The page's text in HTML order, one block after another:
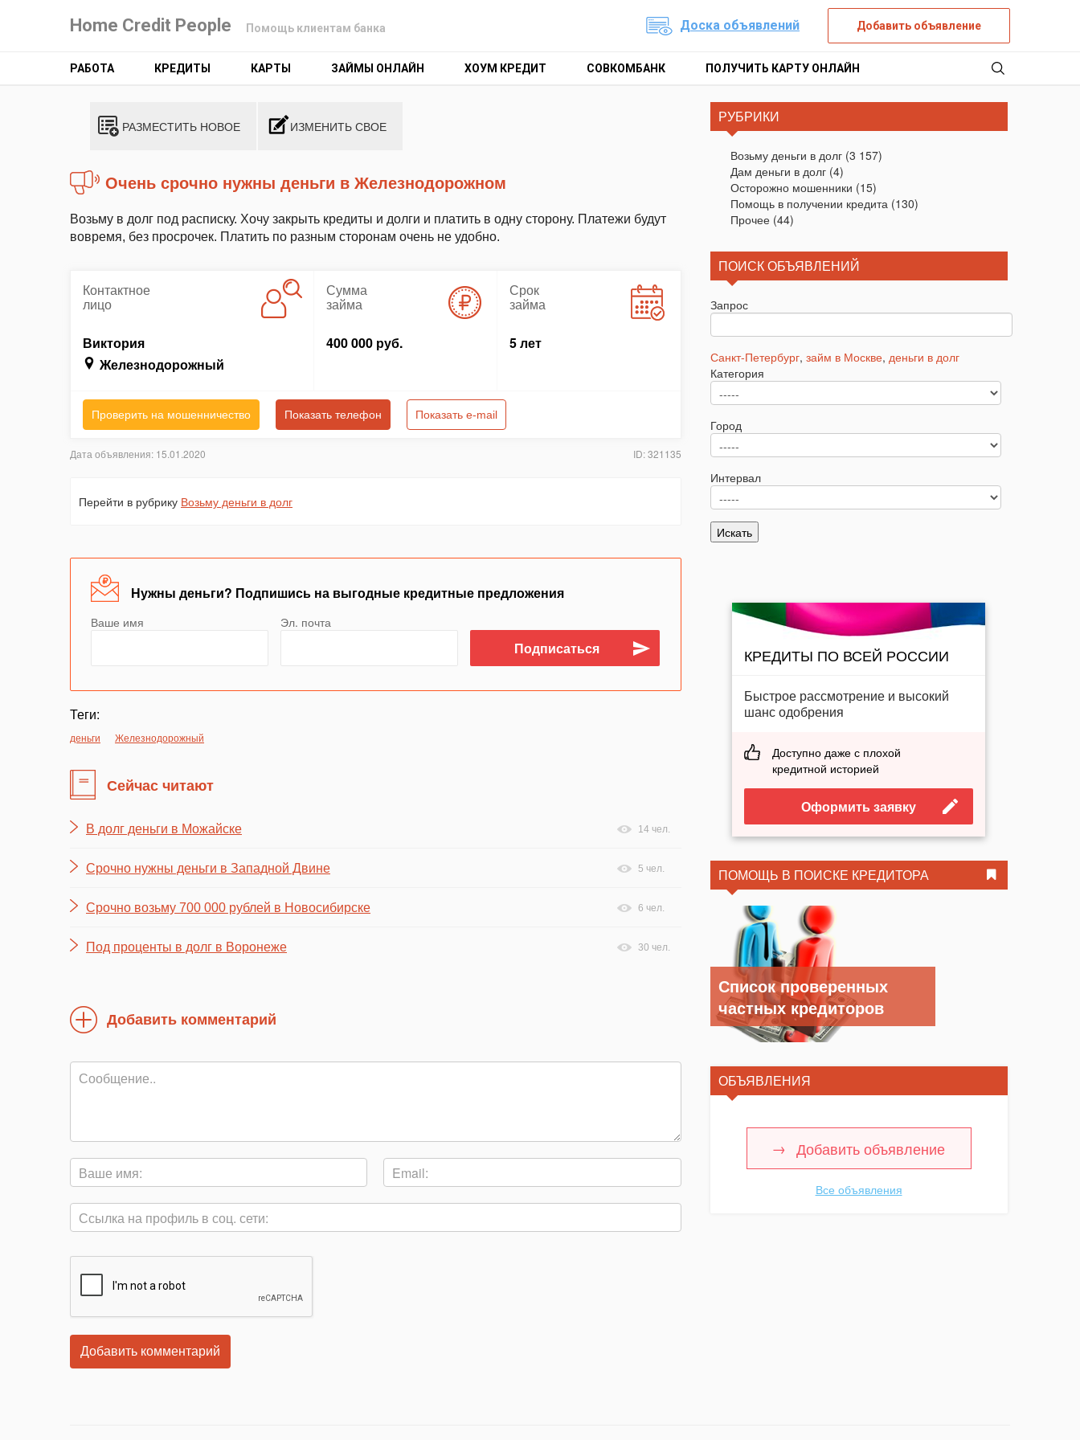
Home Credit People Помощь клиентам банка Доска объявлений Добавить объявление
РАБОТА КРЕДИТЫ КАРТЫ ЗАЙМЫ ОНЛАЙН ХОУМ КРЕДИТ СОВКОМБАНК ПОЛУЧИТЬ КАРТУ ОНЛАЙН
РАЗМЕСТИТЬ НОВОЕ ИЗМЕНИТЬ СВОЕ
Очень срочно нужны деньги в Железнодорожном
Возьму в долг под расписку. Хочу закрыть кредиты и долги и платить в одну сторону. Платежи будут
вовремя, без просрочек. Платить по разным сторонам очень не удобно.
Контактное
лицо
Виктория
Железнодорожный
Сумма
займа
400 000 руб.
Срок
займа
5 лет
Проверить на мошенничество Показать телефон Показать e-mail
Дата объявления: 15.01.2020 ID: 321135
Перейти в рубрику Возьму деньги в долг
Нужны деньги? Подпишись на выгодные кредитные предложения
Ваше имя Эл. почта
Теги:
деньги Железнодорожный
Сейчас читают
В долг деньги в Можайске 14 чел.
Срочно нужны деньги в Западной Двине 5 чел.
Срочно возьму 700 000 рублей в Новосибирске 6 чел.
Под проценты в долг в Воронеже 30 чел.
Добавить комментарий
РУБРИКИ
Возьму деньги в долг(3 157)
Дам деньги в долг(4)
Осторожно мошенники (15)
Помощь в получении кредита(130)
Прочее(44)
ПОИСК ОБЪЯВЛЕНИЙ
Запрос
Санкт-Петербург, займ в Москве, деньги в долг
Категория
Город
Интервал
КРЕДИТЫ ПО ВСЕЙ РОССИИ
Быстрое рассмотрение и высокий
шанс одобрения
Доступно даже с плохой
кредитной историей
Оформить заявку
ПОМОЩЬ В ПОИСКЕ КРЕДИТОРА
Список проверенных
частных кредиторов
ОБЪЯВЛЕНИЯ
Добавить объявление
Все объявления